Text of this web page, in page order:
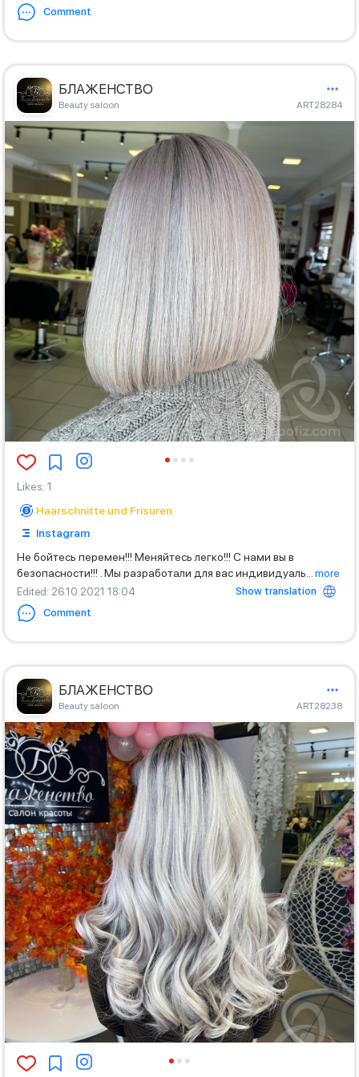
Comment
БЛАЖЕНСТВО
Beauty saloon ART28284
Likes: 1
Haarschnitte und Frisuren
Instagram
Не бойтесь перемен!!! Меняйтесь легко!!! С нами вы в
безопасности!!! . Мы разработали для вас индивидуаль
more
Edited: 26.10.2021 18:04
Show translation
Comment
БЛАЖЕНСТВО
Beauty saloon ART28238